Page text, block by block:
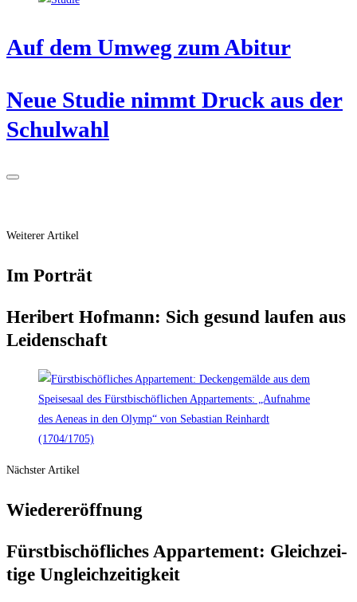
Auf dem Umweg zum Abitur
Neue Stu­die nimmt Druck aus der
Schulwahl
Weiterer Artikel
Im Por­trät
Heri­bert Hof­mann: Sich gesund lau­fen aus
Leidenschaft
Nächster Artikel
Wie­der­eröff­nung
Fürst­bi­schöf­li­ches Appar­te­ment: Gleich­zei­
ti­ge Ungleichzeitigkeit